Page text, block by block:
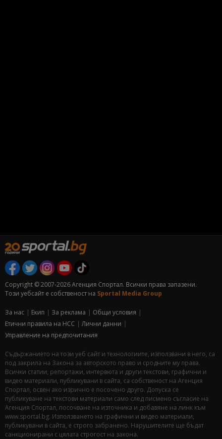
Copyright © 2007-2026 Агенция Спортал. Всички права запазени.
Този уебсайт е собственост на Sportal Media Group
За нас Екип За рекламa
Общи условия
Етични правила на НСС
Лични данни
Управление на предпочитания
Съдържанието на този уеб сайт и технологиите, използвани в него, са
под закрила на Закона за авторското право и сродните му права.
Всички статии, репортажи, интервюта и други текстови, графични и
видео материали, публикувани в сайта, са собственост на Агенция
Спортал, освен ако изрично е посочено друго. Допуска се
публикуване на текстови материали само след писмено съгласие на
Агенция Спортал, посочване на източника и добавяне на линк към
www.sportal.bg. Използването на графични и видео материали,
публикувани в сайта, е строго забранено. Нарушителите ще бъдат
санкционирани с цялата строгост на закона.